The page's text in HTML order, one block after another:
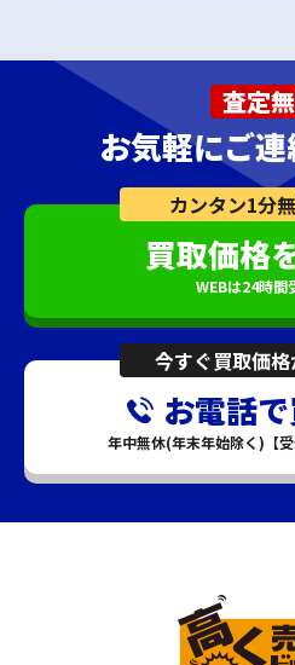
査定
お気軽にご
カンタン1分
買取価格
WEBは24時間
今すぐ買取価
お電話
年中無休(年末年始除く)【